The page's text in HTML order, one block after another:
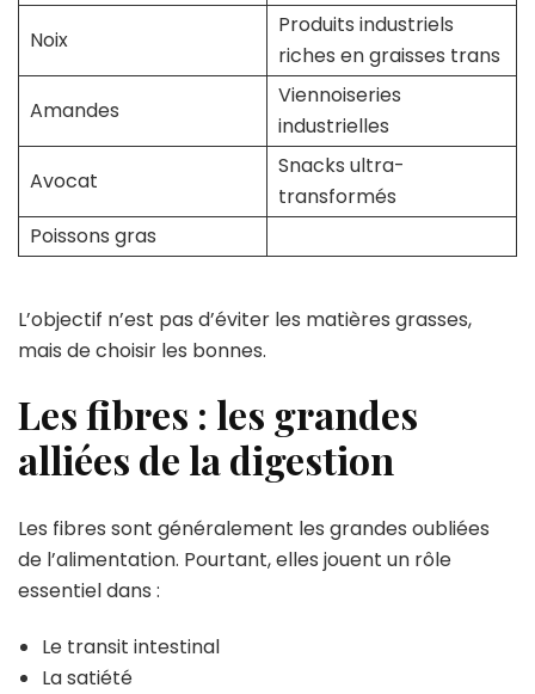
Noix
Produits industriels
riches en graisses trans
Amandes
Viennoiseries
industrielles
Avocat
Snacks ultra-
transformés
Poissons gras
L’objectif n’est pas d’éviter les matières grasses,
mais de choisir les bonnes.
Les fibres : les grandes
alliées de la digestion
Les fibres sont généralement les grandes oubliées
de l’alimentation. Pourtant, elles jouent un rôle
essentiel dans :
Le transit intestinal
La satiété